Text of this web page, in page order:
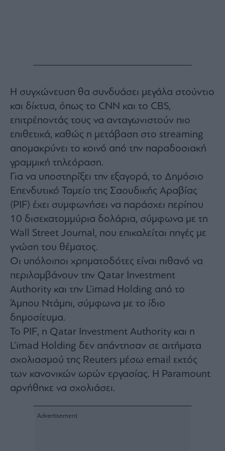
Mononews100
Εγγραφείτε
στο
Newsletter
του
mononews.gr
By
submitting
email,
agree
to
Terms
Privacy
You
can
opt
out
any
time.
This
site
is
protected
reCAPTCHA
the
Google
Policy
Terms
of
Η συγχώνευση θα συνδυάσει μεγάλα στούντιο
και δίκτυα, όπως το CNN και το CBS,
επιτρέποντάς τους να ανταγωνιστούν πιο
επιθετικά, καθώς η μετάβαση στο streaming
απομακρύνει το κοινό από την παραδοσιακή
γραμμική τηλεόραση.
Για να υποστηρίξει την εξαγορά, το Δημόσιο
Επενδυτικό Ταμείο της Σαουδικής Αραβίας
(PIF) έχει συμφωνήσει να παράσχει περίπου
10 δισεκατομμύρια δολάρια, σύμφωνα με τη
Wall Street Journal, που επικαλείται πηγές με
γνώση του θέματος.
Οι υπόλοιποι χρηματοδότες είναι πιθανό να
περιλαμβάνουν την Qatar Investment
Authority και την L’imad Holding από το
Άμπου Ντάμπι, σύμφωνα με το ίδιο
δημοσίευμα.
Το PIF, η Qatar Investment Authority και η
L’imad Holding δεν απάντησαν σε αιτήματα
σχολιασμού της Reuters μέσω email εκτός
των κανονικών ωρών εργασίας. Η Paramount
αρνήθηκε να σχολιάσει.